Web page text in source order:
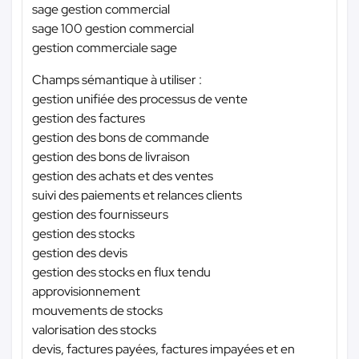
sage gestion commercial
sage 100 gestion commercial
gestion commerciale sage
Champs sémantique à utiliser :
gestion unifiée des processus de vente
gestion des factures
gestion des bons de commande
gestion des bons de livraison
gestion des achats et des ventes
suivi des paiements et relances clients
gestion des fournisseurs
gestion des stocks
gestion des devis
gestion des stocks en flux tendu
approvisionnement
mouvements de stocks
valorisation des stocks
devis, factures payées, factures impayées et en